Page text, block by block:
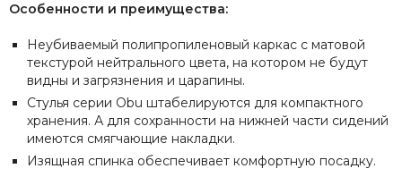
Особенности и преимущества:
Неубиваемый полипропиленовый каркас с матовой
текстурой нейтрального цвета, на котором не будут
видны и загрязнения и царапины.
Стулья серии Obu штабелируются для компактного
хранения. А для сохранности на нижней части сидений
имеются смягчающие накладки.
Изящная спинка обеспечивает комфортную посадку.